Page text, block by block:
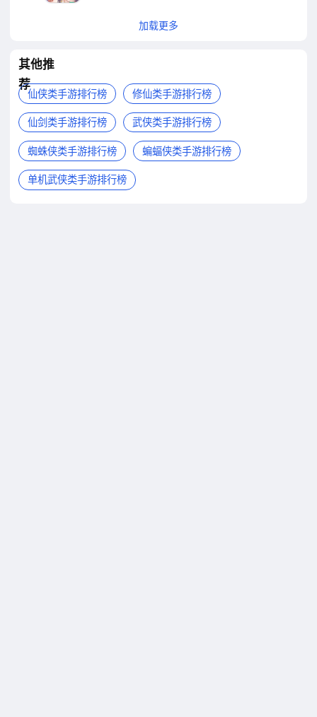
加载更多
其他推
荐
仙侠类手游排行榜 修仙类手游排行榜
仙剑类手游排行榜 武侠类手游排行榜
蜘蛛侠类手游排行榜 蝙蝠侠类手游排行榜
单机武侠类手游排行榜